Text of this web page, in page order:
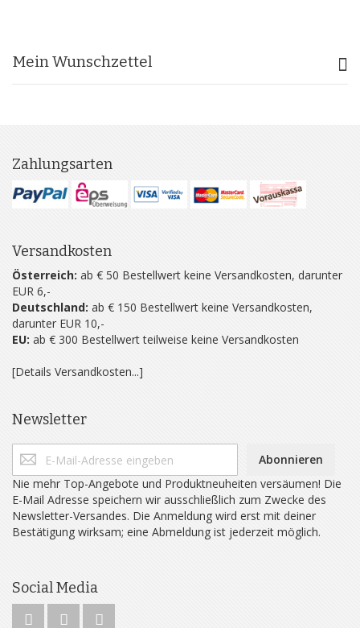
Mein Wunschzettel
Zahlungsarten
Versandkosten
Österreich: ab € 50 Bestellwert keine Versandkosten, darunter
EUR 6,-
Deutschland: ab € 150 Bestellwert keine Versandkosten,
darunter EUR 10,-
EU: ab € 300 Bestellwert teilweise keine Versandkosten
[Details Versandkosten...]
Newsletter
Abonnieren
Nie mehr Top-Angebote und Produktneuheiten versäumen! Die
E-Mail Adresse speichern wir ausschließlich zum Zwecke des
Newsletter-Versandes. Die Anmeldung wird erst mit deiner
Bestätigung wirksam; eine Abmeldung ist jederzeit möglich.
Social Media